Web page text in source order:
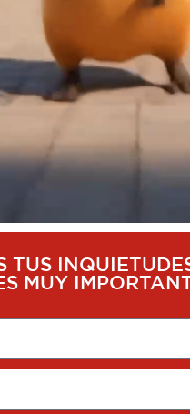
TUS
MUY